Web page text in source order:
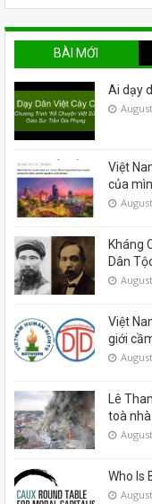
BÀI MỚI
Ai dạy
Việt
của
Kháng
Dân
Việt
giới
Lê
toà
Who Is